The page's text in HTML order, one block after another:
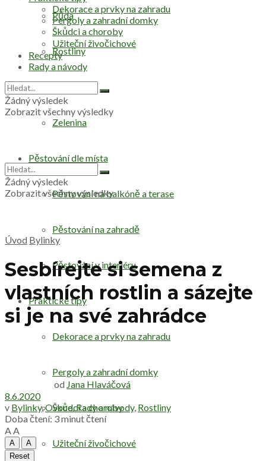
Půda
Rostliny
Zelenina
Pěstování dle místa
Pěstování na balkóně a terase
Pěstování na zahradě
Pěstování v interiéru
Praktické tipy
Dekorace a prvky na zahradu
Pergoly a zahradní domky
Škůdci a choroby
Užiteční živočichové
Dekorace a prvky na zahradu
Pergoly a zahradní domky
Škůdci a choroby
Užiteční živočichové
Recepty
Rady a návody
Žádný výsledek
Zobrazit všechny výsledky
Žádný výsledek
Zobrazit všechny výsledky
Úvod Bylinky
Sesbírejte si semena z
vlastních rostlin a sázejte
si je na své zahrádce
od Jana Hlaváčová
8.6.2020
v Bylinky,Ovoce,Rady a návody, Rostliny
Doba čtení: 3 minut čtení
AA
A
A
Reset